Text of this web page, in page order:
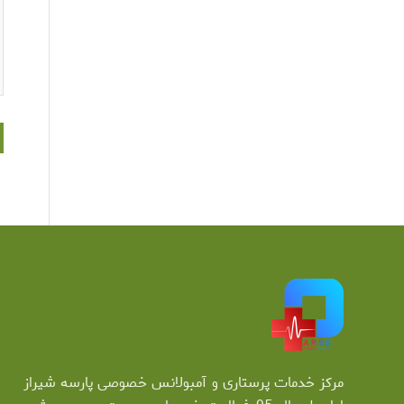
مرکز خدمات پرستاری و آمبولانس خصوصی پارسه شیراز